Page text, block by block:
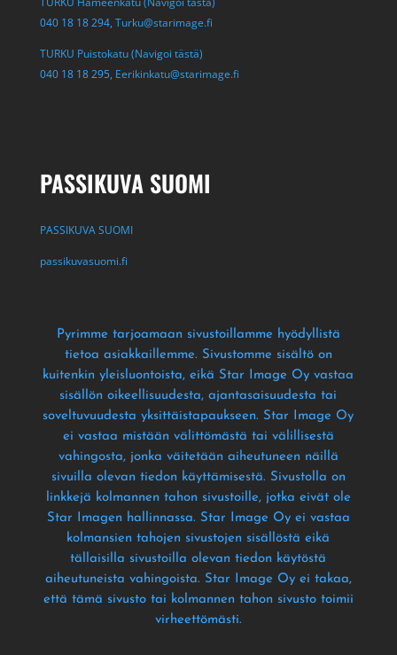
040 18 18 294, Turku@starimage.fi
TURKU Puistokatu (Navigoi tästä)
040 18 18 295, Eerikinkatu@starimage.fi
PASSIKUVA SUOMI
PASSIKUVA SUOMI
passikuvasuomi.fi
Pyrimme tarjoamaan sivustoillamme hyödyllistä
tietoa asiakkaillemme. Sivustomme sisältö on
kuitenkin yleisluontoista, eikä Star Image Oy vastaa
sisällön oikeellisuudesta, ajantasaisuudesta tai
soveltuvuudesta yksittäistapaukseen. Star Image Oy
ei vastaa mistään välittömästä tai välillisestä
vahingosta, jonka väitetään aiheutuneen näillä
sivuilla olevan tiedon käyttämisestä. Sivustolla on
linkkejä kolmannen tahon sivustoille, jotka eivät ole
Star Imagen hallinnassa. Star Image Oy ei vastaa
kolmansien tahojen sivustojen sisällöstä eikä
tällaisilla sivustoilla olevan tiedon käytöstä
aiheutuneista vahingoista. Star Image Oy ei takaa,
että tämä sivusto tai kolmannen tahon sivusto toimii
virheettömästi.